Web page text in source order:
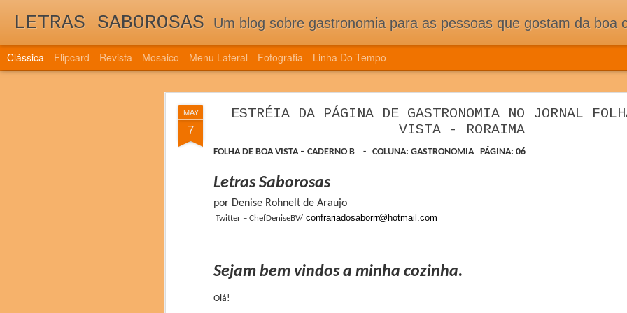
MAY
7
ESTRÉIA DA PÁGINA DE GASTRONOMIA NO JORNAL
VISTA - RORAIMA
FOLHA DE BOA VISTA – CADERNO B - COLUNA: GASTRONOMIA PÁGINA: 06
Letras Saborosas
por Denise Rohnelt de Araujo
Twitter – ChefDeniseBV/ confrariadosaborrr@hotmail.com
Sejam bem vindos a minha cozinha.
Olá!
LETRAS SABOROSAS Um blog sobre gastronomia para as pessoas que gostam da boa cozinha. Dicas, receitas, notícias gastronômicas e viagens do Caburaí ao Chuí.
Clássica Flipcard Revista Mosaico Menu Lateral Fotografia Linha Do Tempo
QUINTA EDIÇÃO DE CONGRESSO MUNDIAL DE CIÊNCIA E
TRAZ NOVIDADES E MUITA TRADIÇÃO DOS NOVOS PAÍSES
QUINTA EDIÇÃO DE CONGRESSO MUNDIAL DE CIÊNCIA E COZINHA TRAZ